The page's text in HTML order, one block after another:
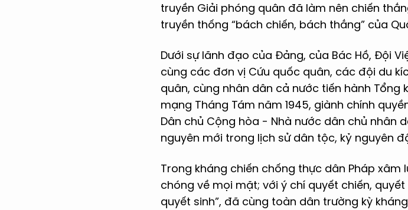
truyền Giải phóng quân đã làm nên chiến
truyền thống “bách chiến, bách thắng” của
Dưới sự lãnh đạo của Đảng, của Bác Hồ, Đội
cùng các đơn vị Cứu quốc quân, các đội du
quân, cùng nhân dân cả nước tiến hành Tổng
mạng Tháng Tám năm 1945, giành chính
Dân chủ Cộng hòa - Nhà nước dân chủ nhân
nguyên mới trong lịch sử dân tộc, kỷ nguyên
Trong kháng chiến chống thực dân Pháp
chóng về mọi mặt; với ý chí quyết chiến,
quyết sinh”, đã cùng toàn dân trường kỳ